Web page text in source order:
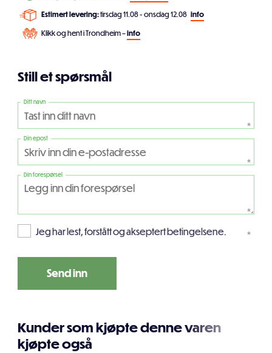
Estimert levering:tirsdag 11.08 - onsdag 12.08 info
Klikk og hent i Trondheim –info
Still et spørsmål
Ditt navn
*
Din epost
*
Din forespørsel
*
Jeg har lest, forstått og akseptert betingelsene. *
Kunder som kjøpte denne varen
kjøpte også